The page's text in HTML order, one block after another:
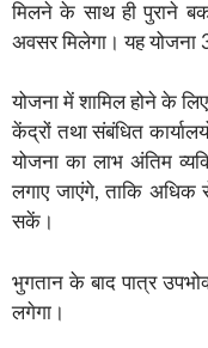
मिलने के साथ ही पुराने
अवसर मिलेगा। यह
योजना में शामिल होने के
केंद्रों तथा संबंधित
योजना का लाभ अंतिम
लगाए जाएंगे, ताकि
सकें।
भुगतान के बाद पात्र
लगेगा।